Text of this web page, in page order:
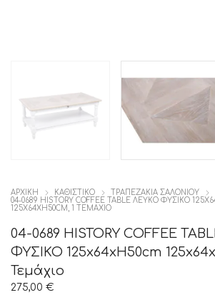
ΑΡΧΙΚΉ ΚΑΘΙΣΤΙΚΟ
ΤΡΑΠΕΖΑΚΙΑ ΣΑΛΟΝΙΟΥ
04-0689 HISTORY COFFEE TABLE ΛΕΥΚΟ ΦΥΣΙΚΟ
125X64XH50CM, 1 ΤΕΜΆΧΙΟ
04-0689 HISTORY COFFEE
ΦΥΣΙΚΟ 125x64xH50cm
Τεμάχιο
275,00 €